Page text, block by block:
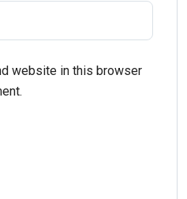
website in this browser